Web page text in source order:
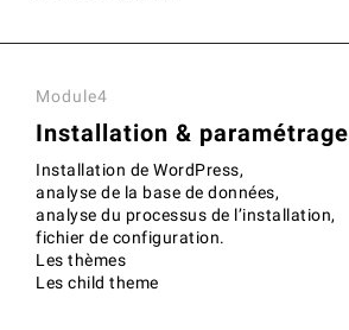
Module4
Installation & paramétrage
Installation de WordPress,
analyse de la base de données,
analyse du processus de l’installation,
fichier de configuration.
Les thèmes
Les child theme